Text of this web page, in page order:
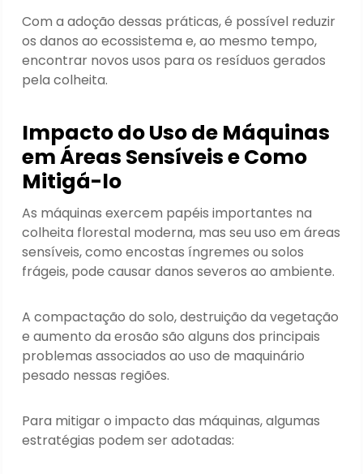
Com a adoção dessas práticas, é possível reduzir
os danos ao ecossistema e, ao mesmo tempo,
encontrar novos usos para os resíduos gerados
pela colheita.
Impacto do Uso de Máquinas
em Áreas Sensíveis e Como
Mitigá-lo
As máquinas exercem papéis importantes na
colheita florestal moderna, mas seu uso em áreas
sensíveis, como encostas íngremes ou solos
frágeis, pode causar danos severos ao ambiente.
A compactação do solo, destruição da vegetação
e aumento da erosão são alguns dos principais
problemas associados ao uso de maquinário
pesado nessas regiões.
Para mitigar o impacto das máquinas, algumas
estratégias podem ser adotadas: